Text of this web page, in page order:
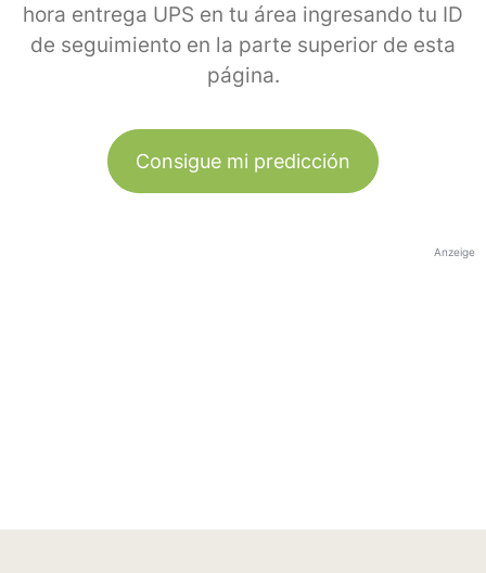
hora entrega UPS en tu área ingresando tu ID
de seguimiento en la parte superior de esta
página.
Consigue mi predicción
Anzeige